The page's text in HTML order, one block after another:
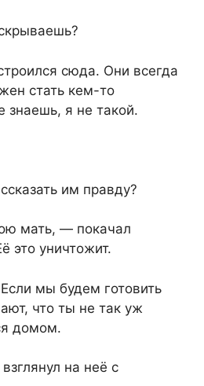
сюда. Они всегда
стать кем-то
я не такой.
им правду?
мать, — покачал
это уничтожит.
мы будем готовить
что ты не так уж
домом.
на неё с